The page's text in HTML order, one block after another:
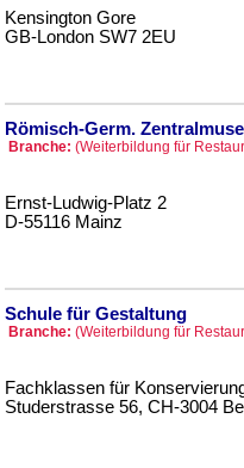
Kensington Gore
GB-London SW7 2EU
Römisch-Germ.
Branche: (Weiterbildung für
Ernst-Ludwig-Platz 2
D-55116 Mainz
Schule für Gestaltung
Branche: (Weiterbildung für
Fachklassen für
Studerstrasse 56, CH-3004